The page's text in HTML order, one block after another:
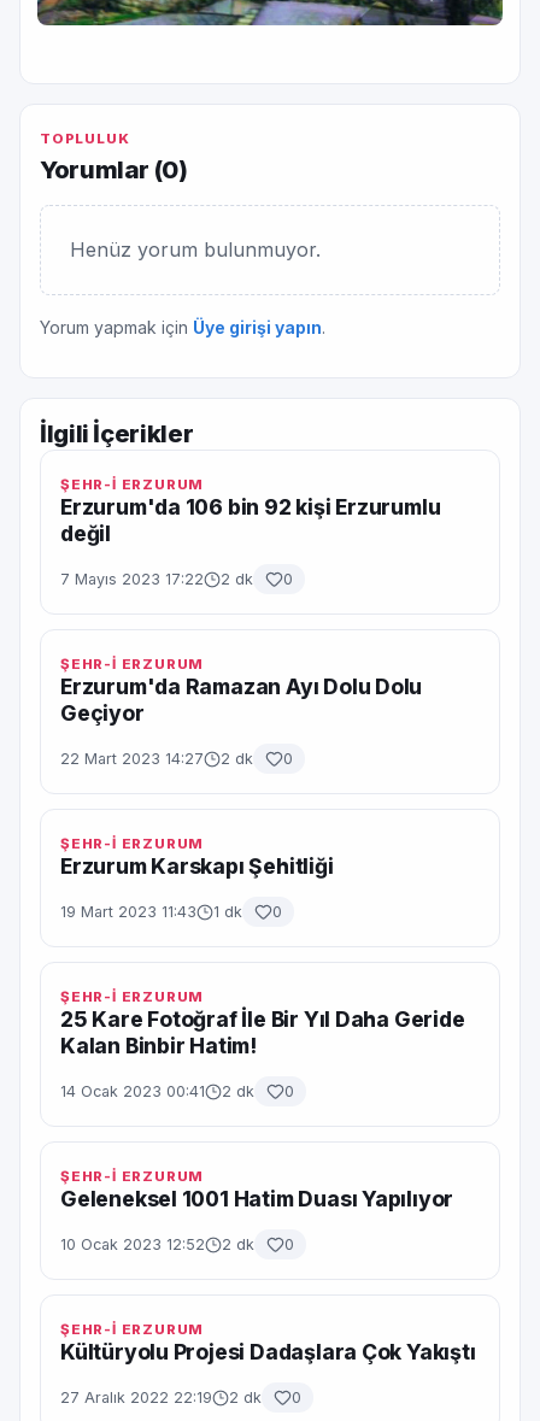
TOPLULUK
Yorumlar (0)
Henüz yorum bulunmuyor.
Yorum yapmak için Üye girişi yapın.
İlgili İçerikler
ŞEHR-İ ERZURUM
Erzurum'da 106 bin 92 kişi Erzurumlu
değil
7 Mayıs 2023 17:22 2 dk 0
ŞEHR-İ ERZURUM
Erzurum'da Ramazan Ayı Dolu Dolu
Geçiyor
22 Mart 2023 14:27 2 dk 0
ŞEHR-İ ERZURUM
Erzurum Karskapı Şehitliği
19 Mart 2023 11:43 1 dk 0
ŞEHR-İ ERZURUM
25 Kare Fotoğraf İle Bir Yıl Daha Geride
Kalan Binbir Hatim!
14 Ocak 2023 00:41 2 dk 0
ŞEHR-İ ERZURUM
Geleneksel 1001 Hatim Duası Yapılıyor
10 Ocak 2023 12:52 2 dk 0
ŞEHR-İ ERZURUM
Kültüryolu Projesi Dadaşlara Çok Yakıştı
27 Aralık 2022 22:19 2 dk 0